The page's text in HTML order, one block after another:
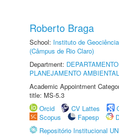
Roberto Braga
School: Instituto de
(Câmpus de Rio Claro)
Department:
PLANEJAMENTO AMBIENTAL
Academic Appointment
title: MS-5.3
Orcid
CV Lattes
Scopus
Fapesp
Repositório Institucional